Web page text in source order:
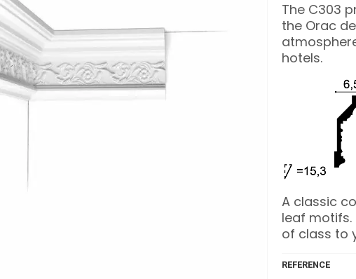
The C303
the Orac
hotels.
A classic
leaf
of class to
REFERENCE